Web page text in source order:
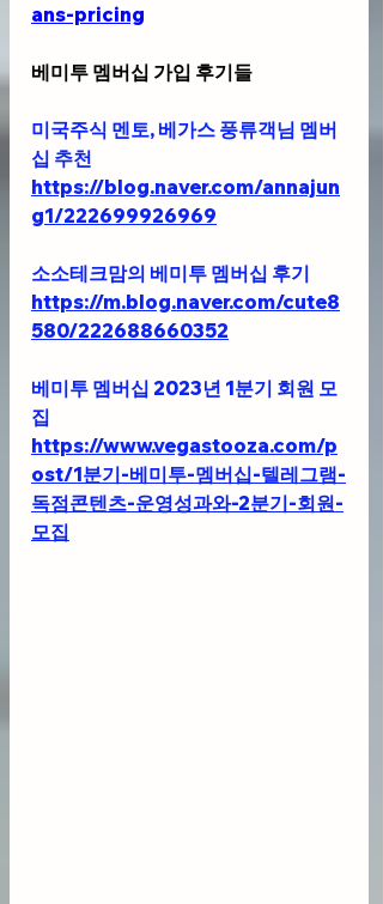
ans-pricing
베미투 멤버십 가입 후기들
미국주식 멘토, 베가스 풍류객님 멤버
십 추천
https://blog.naver.com/annajun
g1/222699926969
소소테크맘의 베미투 멤버십 후기
https://m.blog.naver.com/cute8
580/222688660352
베미투 멤버십 2023년 1분기 회원 모
집
https://www.vegastooza.com/p
ost/1분기-베미투-멤버십-텔레그램-
독점콘텐츠-운영성과와-2분기-회원-
모집